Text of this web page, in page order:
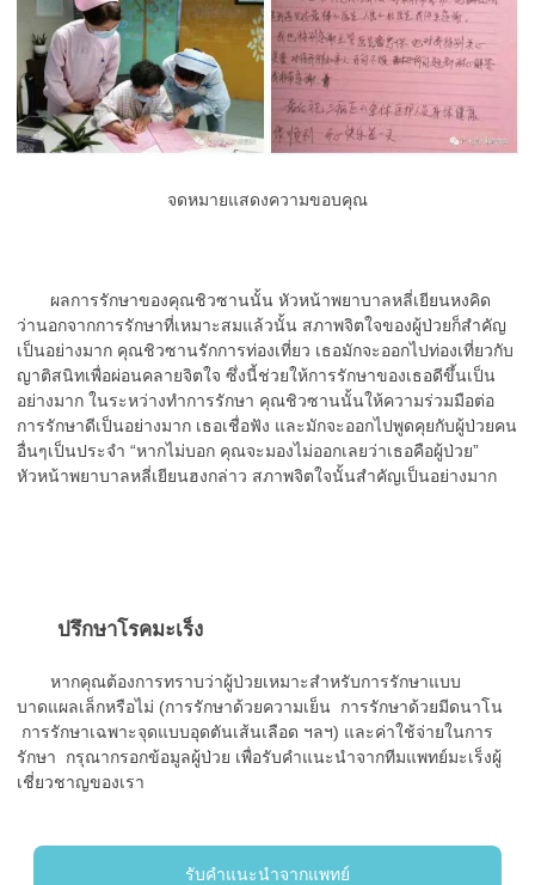
จดหมายแสดงความขอบคุณ
ผลการรักษาของคุณชิวซานนั้น หัวหน้าพยาบาลหลี่เยียนหงคิด
ว่านอกจากการรักษาที่เหมาะสมแล้วนั้น สภาพจิตใจของผู้ป่วยก็สำคัญ
เป็นอย่างมาก คุณชิวซานรักการท่องเที่ยว เธอมักจะออกไปท่องเที่ยวกับ
ญาติสนิทเพื่อผ่อนคลายจิตใจ ซึ่งนี้ช่วยให้การรักษาของเธอดีขึ้นเป็น
อย่างมาก ในระหว่างทำการรักษา คุณชิวซานนั้นให้ความร่วมมือต่อ
การรักษาดีเป็นอย่างมาก เธอเชื่อฟัง และมักจะออกไปพูดคุยกับผู้ป่วยคน
อื่นๆเป็นประจำ “หากไม่บอก คุณจะมองไม่ออกเลยว่าเธอคือผู้ป่วย”
หัวหน้าพยาบาลหลี่เยียนฮงกล่าว สภาพจิตใจนั้นสำคัญเป็นอย่างมาก
ปรึกษาโรคมะเร็ง
หากคุณต้องการทราบว่าผู้ป่วยเหมาะสำหรับการรักษาแบบ
บาดแผลเล็กหรือไม่ (การรักษาด้วยความเย็น การรักษาด้วยมีดนาโน
การรักษาเฉพาะจุดแบบอุดตันเส้นเลือด ฯลฯ) และค่าใช้จ่ายในการ
รักษา กรุณากรอกข้อมูลผู้ป่วย เพื่อรับคำแนะนำจากทีมแพทย์มะเร็งผู้
เชี่ยวชาญของเรา
รับคำแนะนำจากแพทย์